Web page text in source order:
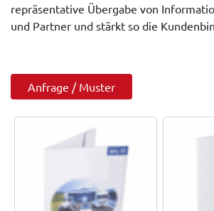
repräsentative Übergabe von
und Partner und stärkt so die
Anfrage / Muster